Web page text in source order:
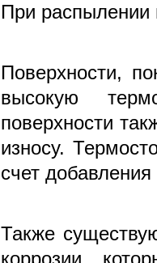
При распылении
Поверхности,
высокую
поверхности
износу.
счет
Также
коррозии,